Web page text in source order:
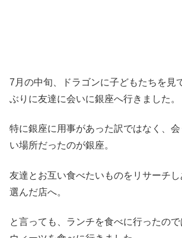
7月の中旬、ドラゴンに子どもたちを見
ぶりに友達に会いに銀座へ行きました。
特に銀座に用事があった訳ではなく、
い場所だったのが銀座。
友達とお互い食べたいものをリサーチ
選んだ店へ。
と言っても、ランチを食べに行ったの